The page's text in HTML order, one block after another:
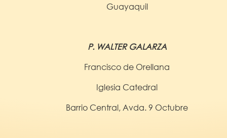
Guayaquil
P. WALTER GALARZA
Francisco de Orellana
Iglesia Catedral
Barrio Central, Avda. 9 Octubre